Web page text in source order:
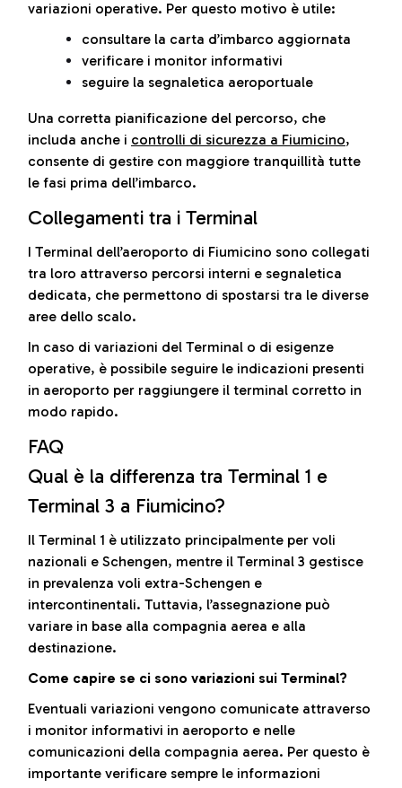
variazioni operative. Per questo motivo è utile:
consultare la carta d’imbarco aggiornata
verificare i monitor informativi
seguire la segnaletica aeroportuale
Una corretta pianificazione del percorso, che
includa anche i controlli di sicurezza a Fiumicino,
consente di gestire con maggiore tranquillità tutte
le fasi prima dell’imbarco.
Collegamenti tra i Terminal
I Terminal dell’aeroporto di Fiumicino sono collegati
tra loro attraverso percorsi interni e segnaletica
dedicata, che permettono di spostarsi tra le diverse
aree dello scalo.
In caso di variazioni del Terminal o di esigenze
operative, è possibile seguire le indicazioni presenti
in aeroporto per raggiungere il terminal corretto in
modo rapido.
FAQ
Qual è la differenza tra Terminal 1 e
Terminal 3 a Fiumicino?
Il Terminal 1 è utilizzato principalmente per voli
nazionali e Schengen, mentre il Terminal 3 gestisce
in prevalenza voli extra-Schengen e
intercontinentali. Tuttavia, l’assegnazione può
variare in base alla compagnia aerea e alla
destinazione.
Come capire se ci sono variazioni sui Terminal?
Eventuali variazioni vengono comunicate attraverso
i monitor informativi in aeroporto e nelle
comunicazioni della compagnia aerea. Per questo è
importante verificare sempre le informazioni